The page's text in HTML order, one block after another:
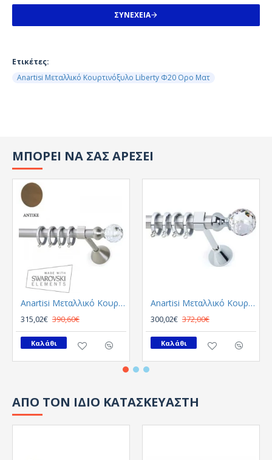
ΣΥΝΈΧΕΙΑ
Ετικέτες:
Anartisi Μεταλλικό Κουρτινόξυλο Liberty Φ20 Ορο Ματ
ΜΠΟΡΕΙ ΝΑ ΣΑΣ ΑΡΕΣΕΙ
Anartisi Μεταλλικό Κουρτινόξυλο 8558 Μονό Φ35 Αντικε
315,02€ 390,60€
Καλάθι
Anartisi Μεταλλικό Κουρτινόξυλο 8558 Μονό Φ35 Νικελ Σατινε - Χρωμιο
300,02€ 372,00€
Καλάθι
ΑΠΟ ΤΟΝ ΙΔΙΟ ΚΑΤΑΣΚΕΥΑΣΤΗ